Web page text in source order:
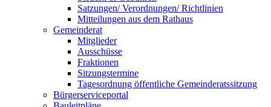
Satzungen/ Verordnungen/ Richtlinien
Mitteilungen aus dem Rathaus
Gemeinderat
Mitglieder
Ausschüsse
Fraktionen
Sitzungstermine
Tagesordnung öffentliche Gemeinderatssitzung
Bürgerserviceportal